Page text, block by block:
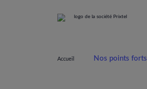
Accueil Nos points forts